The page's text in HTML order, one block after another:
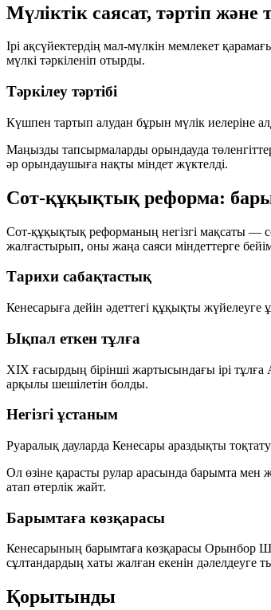
Мүліктік саясат, тәртіп және
Ірі ақсүйектердің мал-мүлкін мемлекет
мүлкі тәркіленіп отырды.
Тәркілеу тәртібі
Күшпен тартып алудан бұрын мүлік иелеріне
Маңызды тапсырмаларды орындауда
әр орындаушыға нақты міндет жүктелді.
Сот-құқықтық реформа:
Сот-құқықтық реформаның негізгі мақсаты —
жалғастырып, оны жаңа саяси міндеттерге
Тарихи сабақтастық
Кенесарыға дейін әдеттегі құқықты
Ықпал еткен тұлға
XIX ғасырдың бірінші жартысындағы ірі
арқылы шешілетін болды.
Негізгі ұстаным
Руаралық дауларда Кенесары араздықты
Ол өзіне қарасты рулар арасында барымта
атап өтерлік жайт.
Барымтаға көзқарасы
Кенесарының барымтаға көзқарасы Орынбор
сұлтандардың хаты жалған екенін дәлелдеуге
Қорытынды